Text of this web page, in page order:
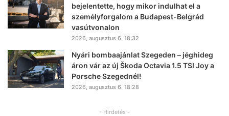
bejelentette, hogy mikor indulhat el a
személyforgalom a Budapest-Belgrád
vasútvonalon
2026, augusztus 6. 18:32
Nyári bombaajánlat Szegeden – jéghideg
áron vár az új Škoda Octavia 1.5 TSI Joy a
Porsche Szegednél!
2026, augusztus 6. 18:28
- Hirdetés -